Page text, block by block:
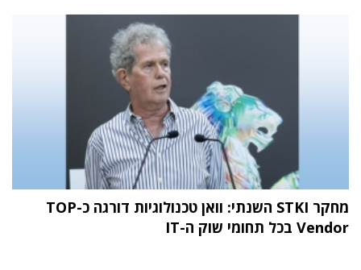
מחקר STKI השנתי: וואן טכנולוגיות דורגה כ-TOP
Vendor בכל תחומי שוק ה-IT